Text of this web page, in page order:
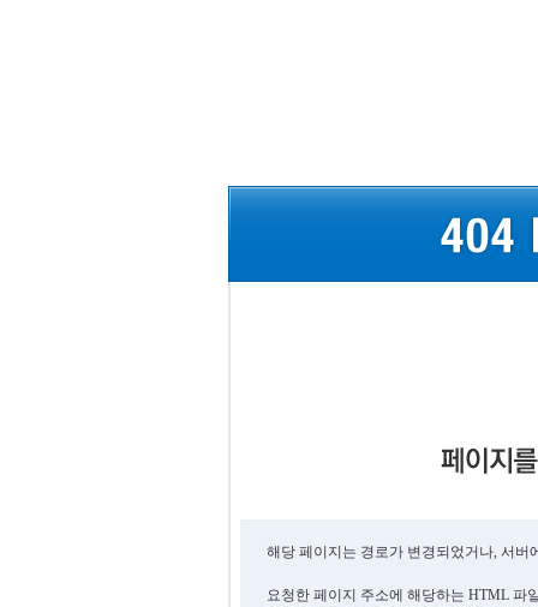
해당 페이지는 경로가 변경되었거나, 서
요청한 페이지 주소에 해당하는 HTML 파